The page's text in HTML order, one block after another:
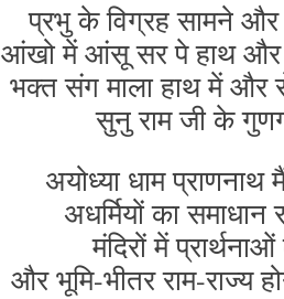
प्रभु के विग्रह सामने और
आंखो में आंसू सर पे हाथ और
भक्त संग माला हाथ में और
सुनु राम जी के
अयोध्या धाम प्राणनाथ
अधर्मियों का समाधान
मंदिरों में
और भूमि-भीतर राम-राज्य